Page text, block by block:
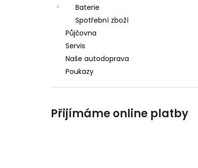
Baterie
Spotřební zboží
Půjčovna
Servis
Naše autodoprava
Poukazy
Přijímáme online platby